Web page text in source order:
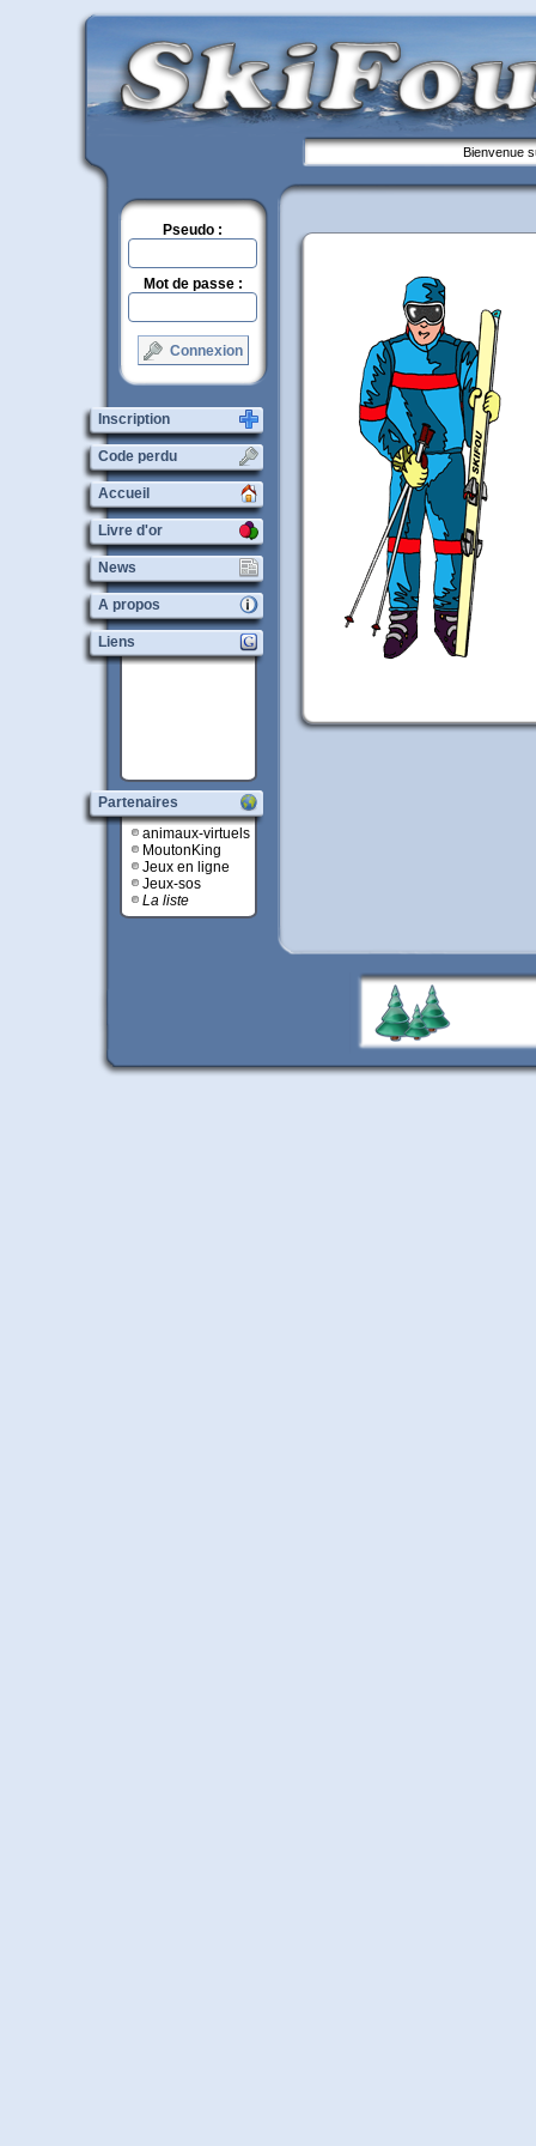
Bienvenue
Pseudo :
Mot de passe :
Connexion
Inscription
Code perdu
Accueil
Livre d'or
News
A propos
Liens
Partenaires
animaux-virtuels
MoutonKing
Jeux en ligne
Jeux-sos
La liste